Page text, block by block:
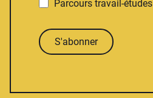
Parcours travail-études
S'abonner